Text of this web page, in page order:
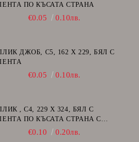
ПО КЪСАТА СТРАНА
€0.05 0.10лв.
ДЖОБ, C5, 162 Х 229, БЯЛ С
€0.05 0.10лв.
, C4, 229 Х 324, БЯЛ С
ПО КЪСАТА СТРАНА С
ДЕСЕН ПРОЗОРЕЦ
€0.10 0.20лв.